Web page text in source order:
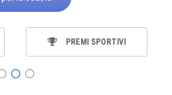
PREMI SPORTIVI